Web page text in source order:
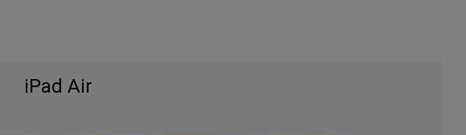
iPad Air